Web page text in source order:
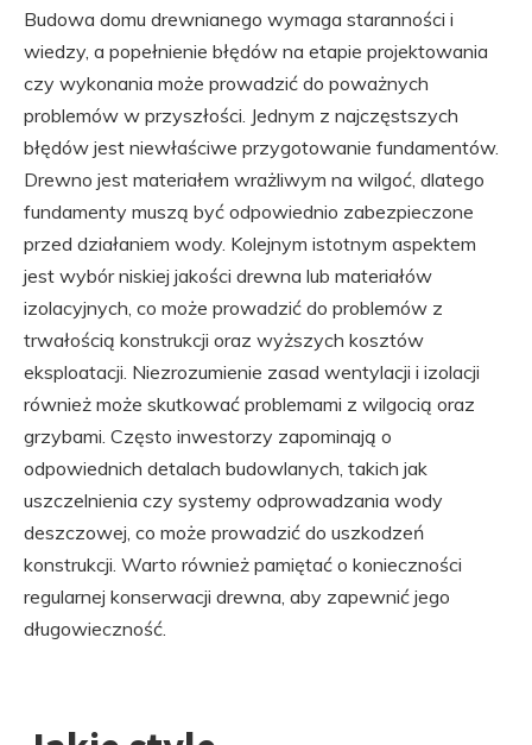
Budowa domu drewnianego wymaga staranności i
wiedzy, a popełnienie błędów na etapie projektowania
czy wykonania może prowadzić do poważnych
problemów w przyszłości. Jednym z najczęstszych
błędów jest niewłaściwe przygotowanie fundamentów.
Drewno jest materiałem wrażliwym na wilgoć, dlatego
fundamenty muszą być odpowiednio zabezpieczone
przed działaniem wody. Kolejnym istotnym aspektem
jest wybór niskiej jakości drewna lub materiałów
izolacyjnych, co może prowadzić do problemów z
trwałością konstrukcji oraz wyższych kosztów
eksploatacji. Niezrozumienie zasad wentylacji i izolacji
również może skutkować problemami z wilgocią oraz
grzybami. Często inwestorzy zapominają o
odpowiednich detalach budowlanych, takich jak
uszczelnienia czy systemy odprowadzania wody
deszczowej, co może prowadzić do uszkodzeń
konstrukcji. Warto również pamiętać o konieczności
regularnej konserwacji drewna, aby zapewnić jego
długowieczność.